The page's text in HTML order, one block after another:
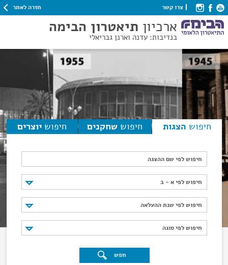
צרו קשר חזרה לאתר
ארכיון תיאטרון הבימה
בנדיבות: עדנה וארנן גבריאלי
חיפוש הצגות חיפוש שחקנים חיפוש יוצרים
חיפוש לפי שם ההצגה
חיפוש לפי א - ב
חיפוש לפי א - ב
חיפוש לפי שנת ההעלאה
חיפוש לפי שנת ההעלאה
חיפוש לפי סוגה
חיפוש לפי סוגה
חפש